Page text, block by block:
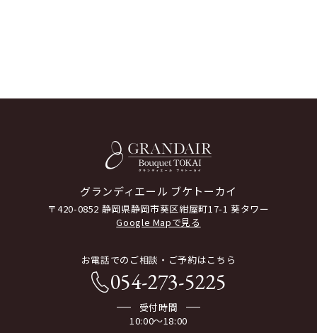
グランディエール ブケトーカイ
〒420-0852 静岡県静岡市葵区紺屋町17-1 葵タワー
Google Mapで見る
お電話でのご相談・ご予約はこちら
054-273-5225
受付時間
10:00～18:00